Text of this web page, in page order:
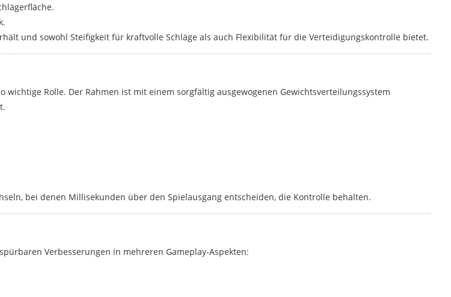
und sowohl Steifigkeit für kraftvolle Schläge als auch Flexibilität für die Verteidigungskontrolle bietet.
Rolle. Der Rahmen ist mit einem sorgfältig ausgewogenen Gewichtsverteilungssystem
bei denen Millisekunden über den Spielausgang entscheiden, die Kontrolle behalten.
Verbesserungen in mehreren Gameplay-Aspekten: